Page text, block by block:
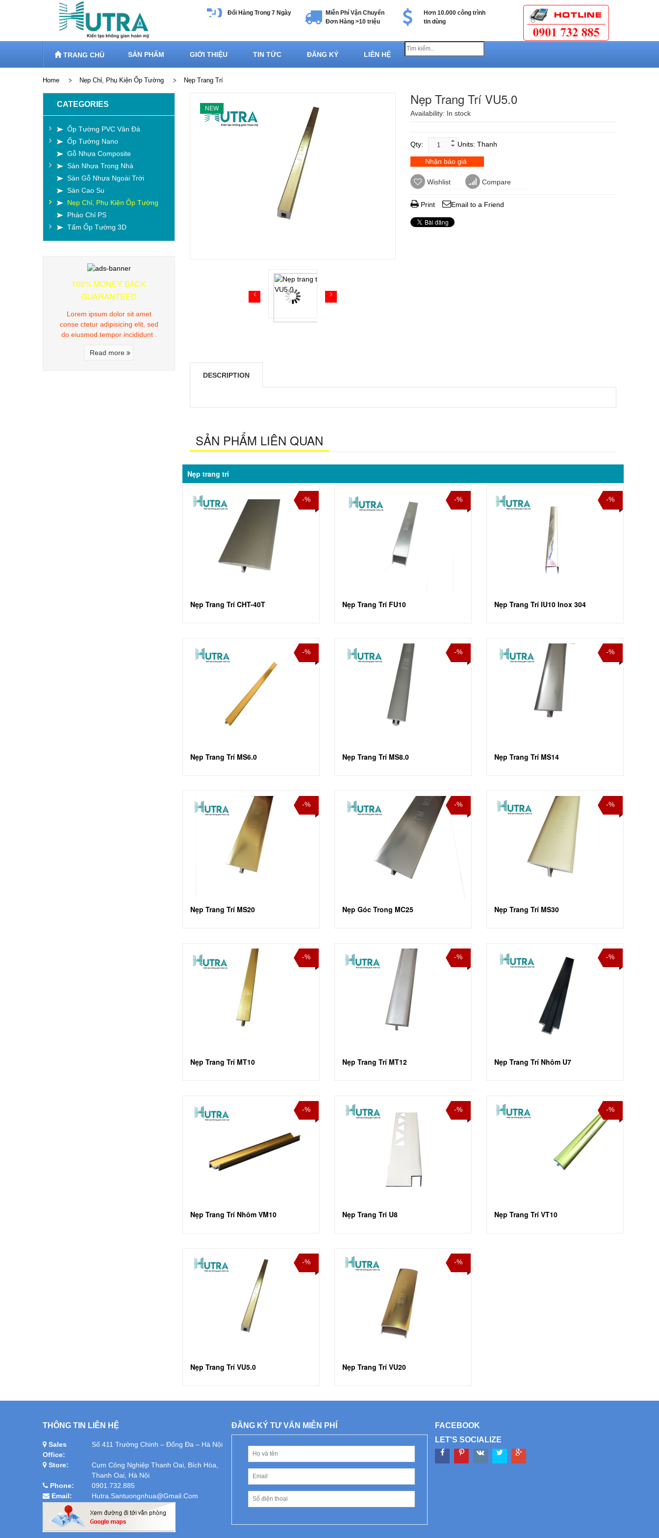
Đổi Hàng Trong 7 Ngày
Miễn Phí Vận Chuyển
Đơn Hàng >10 triệu
Hơn 10.000 công trình
tin dùng
TRANG CHỦ SẢN PHẨM GIỚI THIỆU TIN TỨC ĐĂNG KÝ LIÊN HỆ
Home Nẹp Chỉ, Phụ Kiện Ốp Tường Nẹp Trang Trí
NEW
Nẹp Trang Trí VU5.0
Availability: In stock
Qty: Units: Thanh
Nhận báo giá
Wishlist Compare
Print Email to a Friend
DESCRIPTION
SẢN PHẨM LIÊN QUAN
Nẹp trang trí
-%
Nẹp Trang Trí CHT-40T
-%
Nẹp Trang Trí FU10
-%
Nẹp Trang Trí IU10 Inox 304
-%
Nẹp Trang Trí MS6.0
-%
Nẹp Trang Trí MS8.0
-%
Nẹp Trang Trí MS14
-%
Nẹp Trang Trí MS20
-%
Nẹp Góc Trong MC25
-%
Nẹp Trang Trí MS30
-%
Nẹp Trang Trí MT10
-%
Nẹp Trang Trí MT12
-%
Nẹp Trang Trí Nhôm U7
-%
Nẹp Trang Trí Nhôm VM10
-%
Nẹp Trang Trí U8
-%
Nẹp Trang Trí VT10
-%
Nẹp Trang Trí VU5.0
-%
Nẹp Trang Trí VU20
CATEGORIES
Ốp Tường PVC Vân Đá
Ốp Tường Nano
Gỗ Nhựa Composite
Sàn Nhựa Trong Nhà
Sàn Gỗ Nhựa Ngoài Trời
Sàn Cao Su
Nẹp Chỉ, Phụ Kiện Ốp Tường
Phào Chỉ PS
Tấm Ốp Tường 3D
100% MONEY BACK
GUARANTEED
Lorem ipsum dolor sit amet
conse ctetur adipisicing elit, sed
do eiusmod tempor incididunt .
Read more
THÔNG TIN LIÊN HỆ
Sales
Office:
Số 411 Trường Chinh – Đống Đa – Hà Nội
Store:
Cụm Công Nghiệp Thanh Oai, Bích Hòa,
Thanh Oai, Hà Nội
Phone:
0901.732.885
Email:
Hutra.santuongnhua@gmail.com
ĐĂNG KÝ TƯ VẤN MIỄN PHÍ
FACEBOOK
LET'S SOCIALIZE